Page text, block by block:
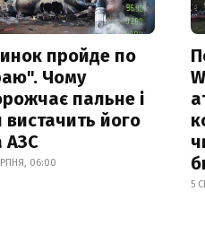
пройде по
Чому
пальне і
вистачить його
АЗС
06:00
5